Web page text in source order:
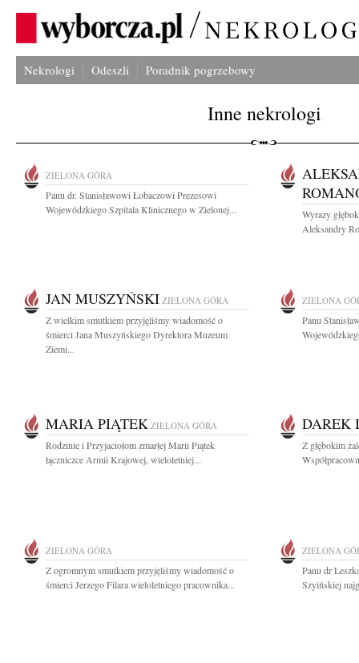
Nekrologi Odeszli Poradnik pogrzebowy
Inne nekrologi
ZIELONA GÓRA
Panu dr. Stanisławowi Łobaczowi Prezesowi
Wojewódzkiego Szpitala Klinicznego w Zielonej...
Wyrazy
Aleksandry
JAN MUSZYŃSKI ZIELONA GÓRA
Z wielkim smutkiem przyjęliśmy wiadomość o
śmierci Jana Muszyńskiego Dyrektora Muzeum
Ziemi...
ZIELONA
Panu
MARIA PIĄTEK ZIELONA GÓRA
Rodzinie i Przyjaciołom zmarłej Marii Piątek
łączniczce Armii Krajowej, wieloletniej...
DAREK
Z głębokim
ZIELONA GÓRA
Z ogromnym smutkiem przyjęliśmy wiadomość o
śmierci Jerzego Filara wieloletniego pracownika...
ZIELONA
Panu dr
Szyińskiej